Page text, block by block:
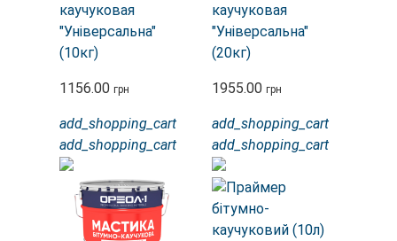
каучуковая
"Універсальна"
(10кг)
1156.00грн
add_shopping_cart
add_shopping_cart
каучуковая
"Універсальна"
(20кг)
1955.00 грн
add_shopping_cart
add_shopping_cart